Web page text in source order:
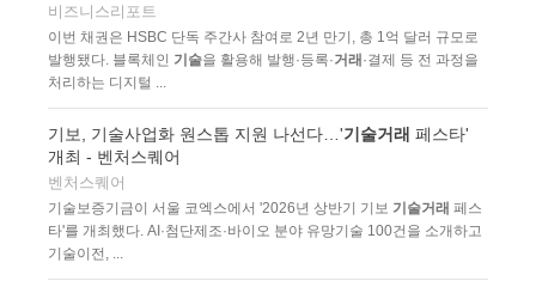
비즈니스리포트
이번 채권은 HSBC 단독 주간사 참여로 2년 만기, 총 1억 달러 규모로
발행됐다. 블록체인 기술을 활용해 발행·등록·거래·결제 등 전 과정을
처리하는 디지털 ...
기보, 기술사업화 원스톱 지원 나선다…'기술거래 페스타'
개최 - 벤처스퀘어
벤처스퀘어
기술보증기금이 서울 코엑스에서 '2026년 상반기 기보 기술거래 페스
타'를 개최했다. AI·첨단제조·바이오 분야 유망기술 100건을 소개하고
기술이전, ...